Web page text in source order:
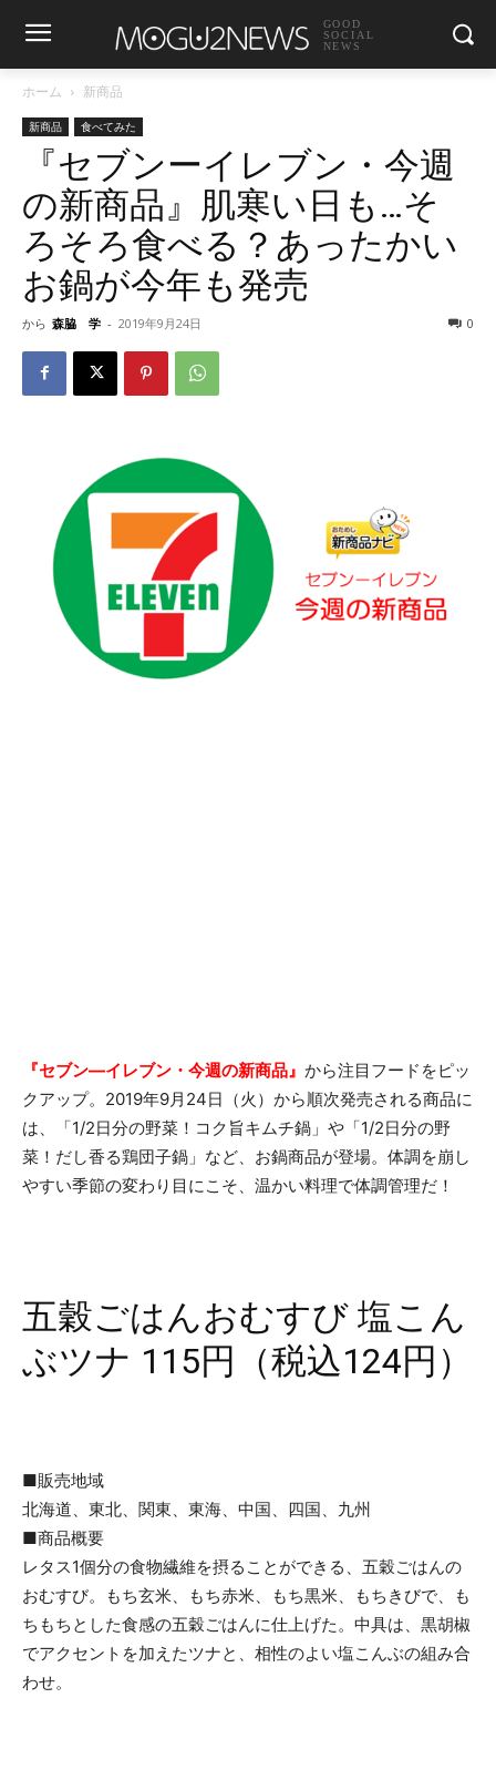
GOOD
SOCIAL
NEWS
ホーム 新商品
新商品 食べてみた
『セブンーイレブン・今週
の新商品』肌寒い日も…そ
ろそろ食べる？あったかい
お鍋が今年も発売
から 森脇 学 - 2019年9月24日 0
『セブン―イレブン・今週の新商品』 から注目フードをピッ
クアップ。2019年9月24日（火）から順次発売される商品に
は、「1/2日分の野菜！コク旨キムチ鍋」や「1/2日分の野
菜！だし香る鶏団子鍋」など、お鍋商品が登場。体調を崩し
やすい季節の変わり目にこそ、温かい料理で体調管理だ！
五穀ごはんおむすび 塩こん
ぶツナ 115円（税込124円）
■販売地域
北海道、東北、関東、東海、中国、四国、九州
■商品概要
レタス1個分の食物繊維を摂ることができる、五穀ごはんの
おむすび。もち玄米、もち赤米、もち黒米、もちきびで、も
ちもちとした食感の五穀ごはんに仕上げた。中具は、黒胡椒
でアクセントを加えたツナと、相性のよい塩こんぶの組み合
わせ。